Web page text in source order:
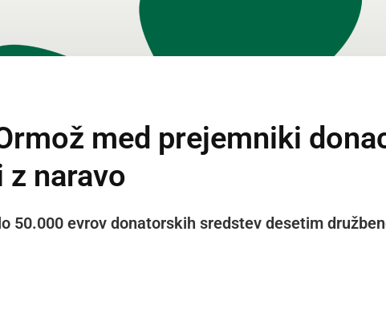
med prejemniki
z naravo
50.000 evrov donatorskih sredstev desetim